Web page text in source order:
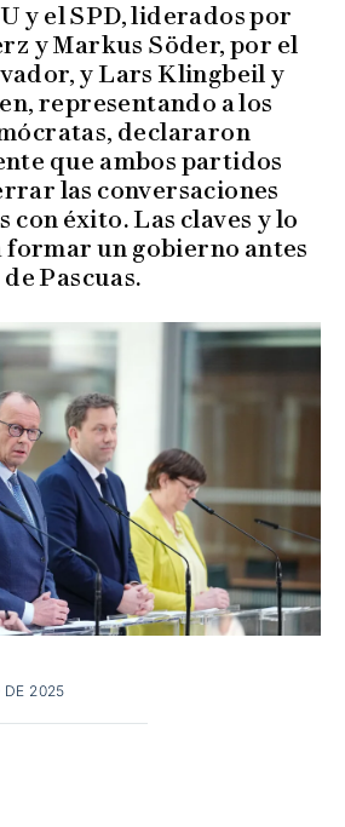
y el SPD, liderados por
y Markus Söder, por el
y Lars Klingbeil y
representando a los
declararon
que ambos partidos
las conversaciones
éxito. Las claves y lo
formar un gobierno antes
de Pascuas.
DE 2025